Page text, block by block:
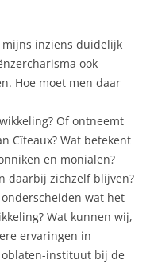
inziens duidelijk
ook
Hoe moet men daar
Of ontneemt
Cîteaux? Wat betekent
en monialen?
daarbij zichzelf blijven?
wat het
Wat kunnen wij,
ervaringen in
instituut bij de